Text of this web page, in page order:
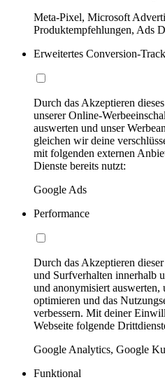
Meta-Pixel, Microsoft
Produktempfehlungen, Ads
Erweitertes Conversion-
Durch das Akzeptieren
unserer Online-
auswerten und unser
gleichen wir deine
mit folgenden externen
Dienste bereits nutzt:
Google Ads
Performance
Durch das Akzeptieren
und Surfverhalten innerhalb
und anonymisiert auswerten,
optimieren und das
verbessern. Mit deiner
Webseite folgende
Google Analytics, Google
Funktional